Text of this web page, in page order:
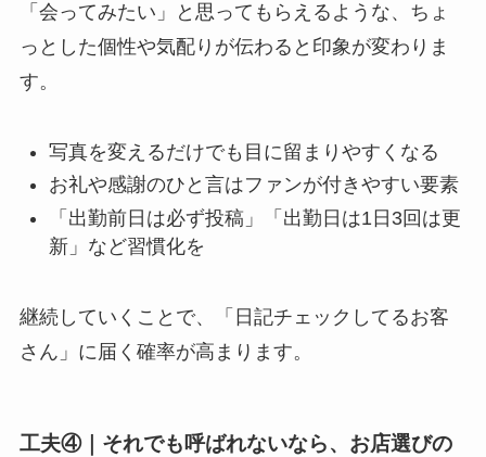
「会ってみたい」と思ってもらえるような、ちょ
っとした個性や気配りが伝わると印象が変わりま
す。
写真を変えるだけでも目に留まりやすくなる
お礼や感謝のひと言はファンが付きやすい要素
「出勤前日は必ず投稿」「出勤日は1日3回は更
新」など習慣化を
継続していくことで、「日記チェックしてるお客
さん」に届く確率が高まります。
工夫④｜それでも呼ばれないなら、お店選びの